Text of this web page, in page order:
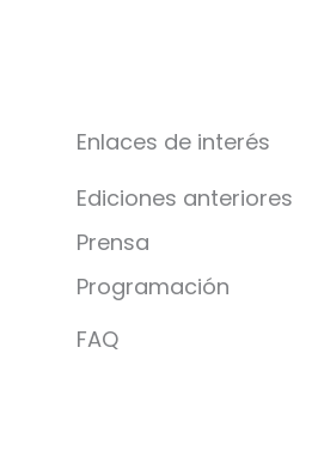
Enlaces de interés
Ediciones anteriores
Prensa
Programación
FAQ